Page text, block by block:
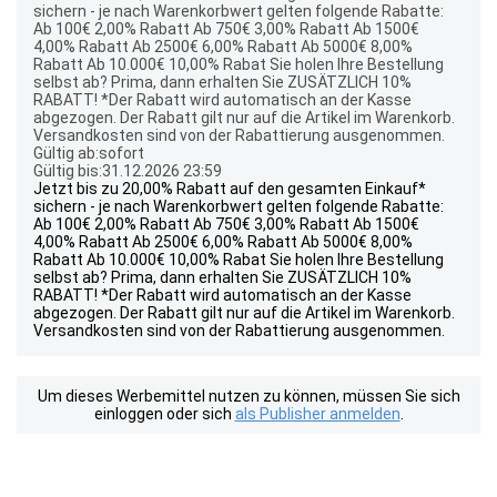
sichern - je nach Warenkorbwert gelten folgende Rabatte:
Ab 100€ 2,00% Rabatt Ab 750€ 3,00% Rabatt Ab 1500€
4,00% Rabatt Ab 2500€ 6,00% Rabatt Ab 5000€ 8,00%
Rabatt Ab 10.000€ 10,00% Rabat Sie holen Ihre Bestellung
selbst ab? Prima, dann erhalten Sie ZUSÄTZLICH 10%
RABATT! *Der Rabatt wird automatisch an der Kasse
abgezogen. Der Rabatt gilt nur auf die Artikel im Warenkorb.
Versandkosten sind von der Rabattierung ausgenommen.
Gültig ab:sofort
Gültig bis:31.12.2026 23:59
Jetzt bis zu 20,00% Rabatt auf den gesamten Einkauf*
sichern - je nach Warenkorbwert gelten folgende Rabatte:
Ab 100€ 2,00% Rabatt Ab 750€ 3,00% Rabatt Ab 1500€
4,00% Rabatt Ab 2500€ 6,00% Rabatt Ab 5000€ 8,00%
Rabatt Ab 10.000€ 10,00% Rabat Sie holen Ihre Bestellung
selbst ab? Prima, dann erhalten Sie ZUSÄTZLICH 10%
RABATT! *Der Rabatt wird automatisch an der Kasse
abgezogen. Der Rabatt gilt nur auf die Artikel im Warenkorb.
Versandkosten sind von der Rabattierung ausgenommen.
Um dieses Werbemittel nutzen zu können, müssen Sie sich
einloggen oder sich als Publisher anmelden